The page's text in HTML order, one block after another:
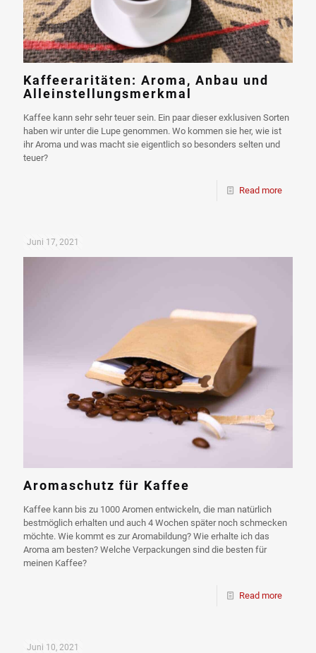
Kaffeeraritäten: Aroma, Anbau und
Alleinstellungsmerkmal
Kaffee kann sehr sehr teuer sein. Ein paar dieser exklusiven Sorten
haben wir unter die Lupe genommen. Wo kommen sie her, wie ist
ihr Aroma und was macht sie eigentlich so besonders selten und
teuer?
Read more
Juni 17, 2021
Aromaschutz für Kaffee
Kaffee kann bis zu 1000 Aromen entwickeln, die man natürlich
bestmöglich erhalten und auch 4 Wochen später noch schmecken
möchte. Wie kommt es zur Aromabildung? Wie erhalte ich das
Aroma am besten? Welche Verpackungen sind die besten für
meinen Kaffee?
Read more
Juni 10, 2021